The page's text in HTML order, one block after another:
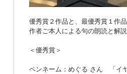
優秀賞２作品と、最優秀賞１作品
作者ご本人による句の朗読と解
＜優秀賞＞
ペンネーム：めぐる さん 「